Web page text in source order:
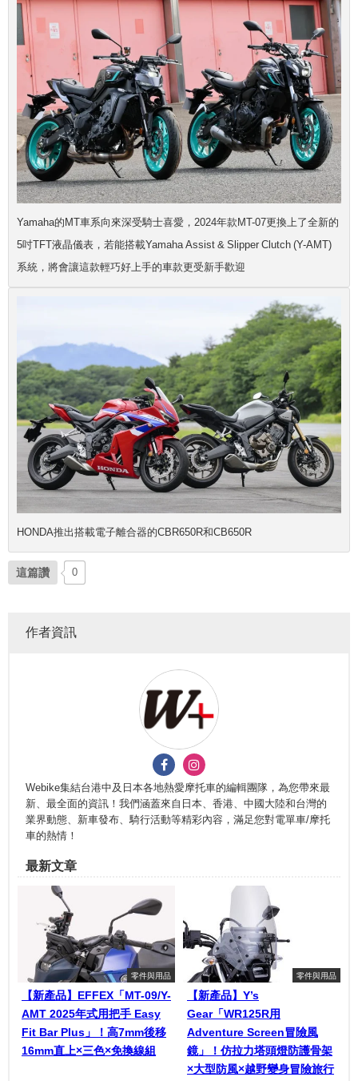
Yamaha的MT車系向來深受騎士喜愛，2024年款MT-07更換上了全新的
5吋TFT液晶儀表，若能搭載Yamaha Assist & Slipper Clutch (Y-AMT)
系統，將會讓這款輕巧好上手的車款更受新手歡迎
HONDA推出搭載電子離合器的CBR650R和CB650R
這篇讚 0
作者資訊
Webike集結台港中及日本各地熱愛摩托車的編輯團隊，為您帶來最
新、最全面的資訊！我們涵蓋來自日本、香港、中國大陸和台灣的
業界動態、新車發布、騎行活動等精彩內容，滿足您對電單車/摩托
車的熱情！
最新文章
零件與用品
【新產品】EFFEX「MT-09/Y-
AMT 2025年式用把手 Easy
Fit Bar Plus」！高7mm後移
16mm直上×三色×免換線組
零件與用品
【新產品】Y’s
Gear「WR125R用
Adventure Screen冒險風
鏡」！仿拉力塔頭燈防護骨架
×大型防風×越野變身冒險旅行